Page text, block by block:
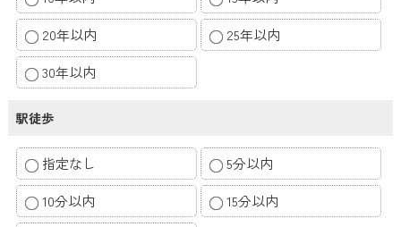
20年以内
25年以内
30年以内
駅徒歩
指定なし
5分以内
10分以内
15分以内